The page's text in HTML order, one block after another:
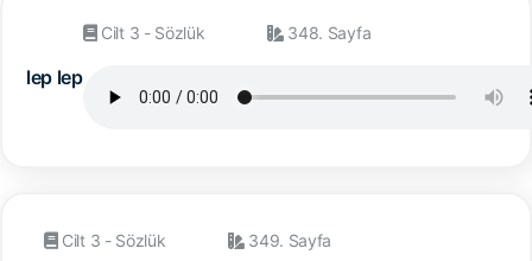
lep lep
Cilt 3 - Sözlük 348. Sayfa
Cilt 3 - Sözlük 349. Sayfa